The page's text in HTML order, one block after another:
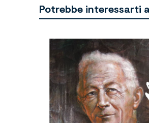
Potrebbe interessarti